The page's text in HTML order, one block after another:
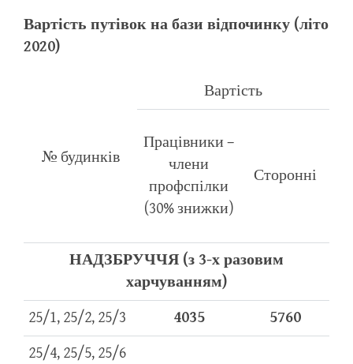
Вартість путівок на бази відпочинку (літо
2020)
№ будинків
Вартість
Працівники –
члени
профспілки
(30% знижки)
Сторонні
НАДЗБРУЧЧЯ (з 3-х разовим
харчуванням)
25/1, 25/2, 25/3
4035
5760
25/4, 25/5, 25/6